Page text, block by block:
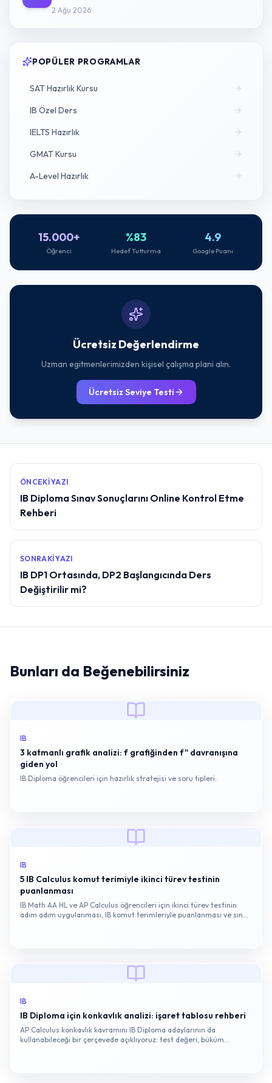
2 Ağu 2026
POPÜLER PROGRAMLAR
SAT Hazırlık Kursu
IB Özel Ders
IELTS Hazırlık
GMAT Kursu
A-Level Hazırlık
15.000+
Öğrenci
%83
Hedef Tutturma
4.9
Google Puanı
Ücretsiz Değerlendirme
Uzman egitmenlerimizden kişisel çalışma plani alın.
Ücretsiz Seviye Testi
ÖNCEKI YAZI
IB Diploma Sınav Sonuçlarını Online Kontrol Etme
Rehberi
SONRAKI YAZI
IB DP1 Ortasında, DP2 Başlangıcında Ders
Değiştirilir mi?
Bunları da Beğenebilirsiniz
IB
3 katmanlı grafik analizi: f grafiğinden f'' davranışına
giden yol
IB Diploma öğrencileri için hazırlık stratejisi ve soru tipleri.
IB
5 IB Calculus komut terimiyle ikinci türev testinin
puanlanması
IB Math AA HL ve AP Calculus öğrencileri için ikinci türev testinin
adım adım uygulanması, IB komut terimleriyle puanlanması ve sınav
IB
IB Diploma için konkavlık analizi: işaret tablosu rehberi
AP Calculus konkavlık kavramını IB Diploma adaylarının da
kullanabileceği bir çerçevede açıklıyoruz: test değeri, büküm